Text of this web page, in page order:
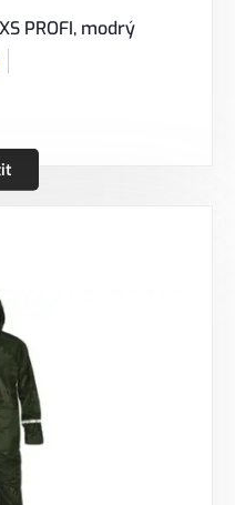
PROFI, modrý